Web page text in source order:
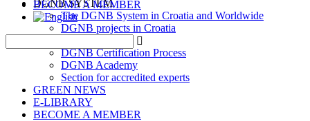
DGNB SYSTEM
The DGNB System in Croatia and Worldwide
DGNB projects in Croatia
DGNB Certification Process
DGNB Academy
Section for accredited experts
GREEN NEWS
E-LIBRARY
BECOME A MEMBER
BECOME A MEMBER